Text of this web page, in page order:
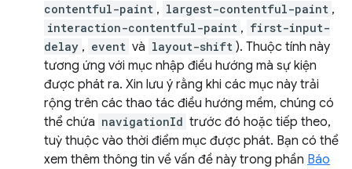
contentful-paint , largest-contentful-paint ,
interaction-contentful-paint , first-input-
delay , event và layout-shift ). Thuộc tính này
tương ứng với mục nhập điều hướng mà sự kiện
được phát ra. Xin lưu ý rằng khi các mục này trải
rộng trên các thao tác điều hướng mềm, chúng có
thể chứa navigationId trước đó hoặc tiếp theo,
tuỳ thuộc vào thời điểm mục được phát. Bạn có thể
xem thêm thông tin về vấn đề này trong phần Báo